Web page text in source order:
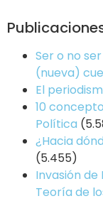
Ser o no
(nueva)
El
10
Política
¿Hacia
(5.455)
Invasión de
Teoría de